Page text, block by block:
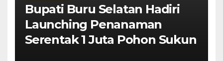
Bupati Buru Selatan Hadiri
Launching Penanaman
Serentak 1 Juta Pohon Sukun